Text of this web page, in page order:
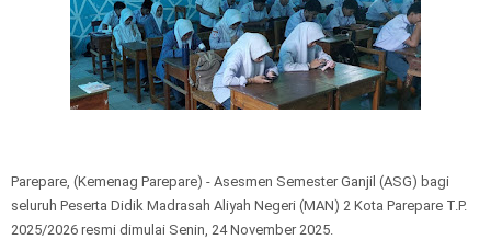
Parepare, (Kemenag Parepare) - Asesmen Semester Ganjil (ASG) bagi
seluruh Peserta Didik Madrasah Aliyah Negeri (MAN) 2 Kota Parepare T.P.
2025/2026 resmi dimulai Senin, 24 November 2025.